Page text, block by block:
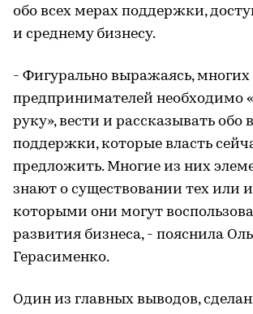
обо всех мерах поддержки,
и среднему бизнесу.
- Фигурально выражаясь, многих
предпринимателей необходимо
руку», вести и рассказывать обо
поддержки, которые власть
предложить. Многие из них
знают о существовании тех или
которыми они могут
развития бизнеса, - пояснила
Герасименко.
Один из главных выводов,